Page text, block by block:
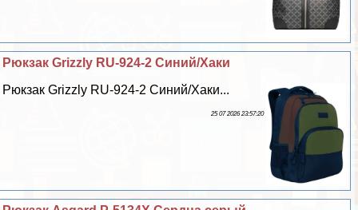
Рюкзак Grizzly RU-924-2 Синий/Хаки
Рюкзак Grizzly RU-924-2 Синий/Хаки...
25 07 2026 23:57:20